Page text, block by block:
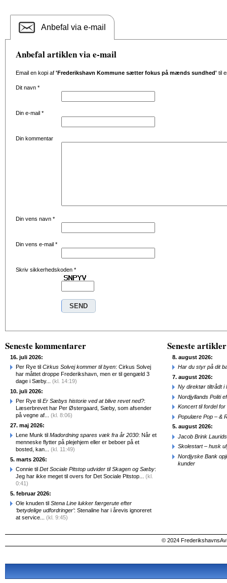
Anbefal via e-mail
Anbefal artiklen via e-mail
Email en kopi af 'Frederikshavn Kommune sætter fokus på mænds sundhed' til
Dit navn *
Din e-mail *
Din kommentar
Din vens navn *
Din vens e-mail *
Skriv sikkerhedskoden *
Seneste kommentarer
16. juli 2026:
Per Rye til Cirkus Solvej kommer til byen: Cirkus Solvej
har måttet droppe Frederikshavn, men er til gengæld 3
dage i Sæby... (kl. 14:19)
10. juli 2026:
Per Rye til Er Sæbys historie ved at blive revet ned?:
Læserbrevet har Per Østergaard, Sæby, som afsender
på vegne af... (kl. 8:06)
27. maj 2026:
Lene Munk til Madordning spares væk fra år 2030: Når et
menneske flytter på plejehjem eller er beboer på et
bosted, kan... (kl. 11:49)
5. marts 2026:
Connie til Det Sociale Pitstop udvider til Skagen og Sæby:
Jeg har ikke meget til overs for Det Sociale Pitstop... (kl.
0:41)
5. februar 2026:
Ole knuden til Stena Line lukker færgerute efter
‘betydelige udfordringer’: Stenaline har i årevis ignoreret
at service... (kl. 9:45)
Seneste artikler
8. august 2026:
Har du styr på dit
7. august 2026:
Ny direktør tiltrådt i
Nordjyllands Politi
Koncert til fordel
Populære Pop – &
5. august 2026:
Jacob Brink
Skolestart – husk
Nordjyske Bank
kunder
© 2024